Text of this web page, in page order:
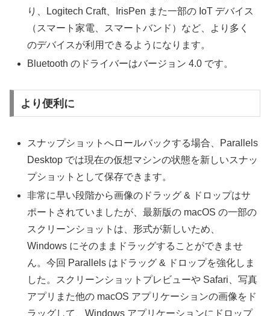
り、Logitech Craft、IrisPen また一部の IoT デバイス
（スマート家電、スマートバンド）など、より多く
のデバイスが利用できるようになります。
Bluetooth のドライバーはバージョン 4.0 です。
より便利に
スナップショットへロールバックする場合、Parallels
Desktop では現在の仮想マシンの状態を新しいスナッ
プショットとして保存できます。
非常に早い段階から画像のドラッグ & ドロップはサ
ポートされていましたが、最新版の macOS の一部の
スクリーンショットは、形式が新しいため、
Windows にそのままドラッグすることができませ
ん。今回 Parallels はドラッグ & ドロップを強化しま
した。スクリーンショットプレビューや Safari、写真
アプリまた他の macOS アプリケーションの画像をド
ラッグして、Windows アプリケーションにドロップ